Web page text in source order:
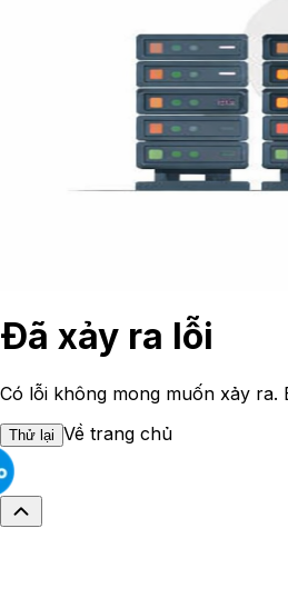
Đã xảy ra lỗi
Có lỗi không mong muốn xảy
Thử lại Về trang chủ